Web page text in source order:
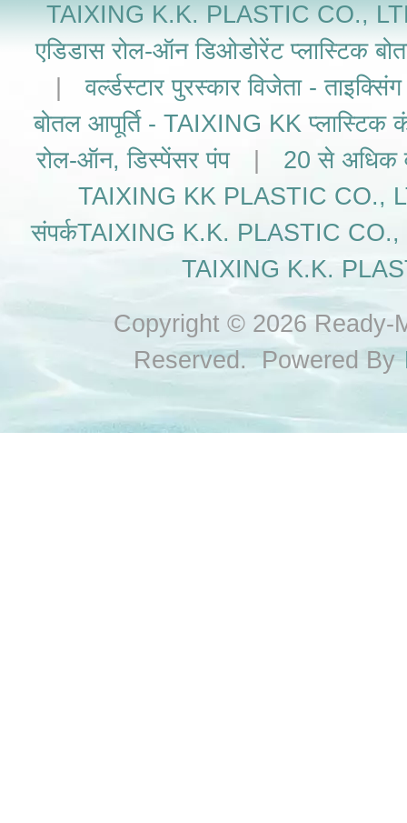
TAIXING K.K. PLASTIC CO.,
एडिडास रोल-ऑन डिओडोरेंट प्लास्टिक
वर्ल्डस्टार पुरस्कार विजेता -
बोतल आपूर्ति - TAIXING KK प्लास्टिक
रोल-ऑन, डिस्पेंसर पंप
20 से अधिक
TAIXING KK PLASTIC CO.,
संपर्कTAIXING K.K. PLASTIC CO.,
TAIXING K.K.
Copyright © 2026 Ready-
Reserved. Powered By